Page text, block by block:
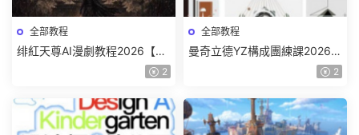
全部教程
绯紅天尊AI漫劇教程2026【畫
2
全部教程
曼奇立德YZ構成團練課2026年
8月已結課【畫質高清有課件】
2